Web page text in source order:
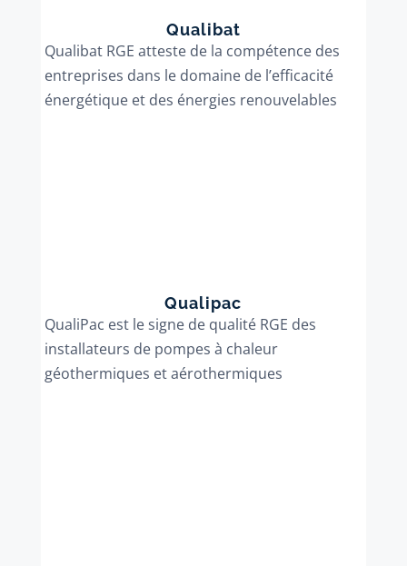
Qualibat
Qualibat RGE atteste de la compétence des
entreprises dans le domaine de l’efficacité
énergétique et des énergies renouvelables
Qualipac
QualiPac est le signe de qualité RGE des
installateurs de pompes à chaleur
géothermiques et aérothermiques